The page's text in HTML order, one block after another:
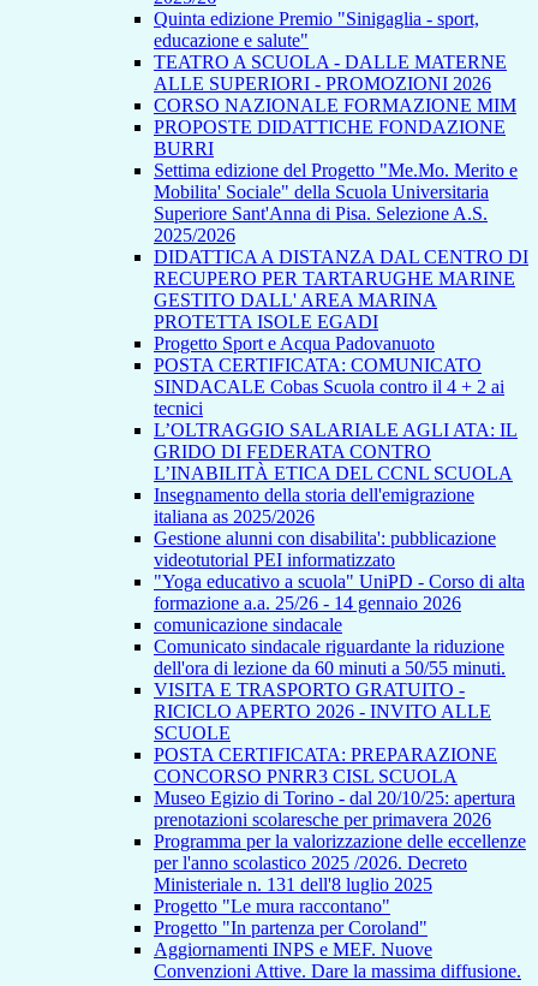
Quinta edizione Premio "Sinigaglia - sport,
educazione e salute"
TEATRO A SCUOLA - DALLE MATERNE
ALLE SUPERIORI - PROMOZIONI 2026
CORSO NAZIONALE FORMAZIONE MIM
PROPOSTE DIDATTICHE FONDAZIONE
BURRI
Settima edizione del Progetto "Me.Mo. Merito e
Mobilita' Sociale" della Scuola Universitaria
Superiore Sant'Anna di Pisa. Selezione A.S.
2025/2026
DIDATTICA A DISTANZA DAL CENTRO DI
RECUPERO PER TARTARUGHE MARINE
GESTITO DALL' AREA MARINA
PROTETTA ISOLE EGADI
Progetto Sport e Acqua Padovanuoto
POSTA CERTIFICATA: COMUNICATO
SINDACALE Cobas Scuola contro il 4 + 2 ai
tecnici
L’OLTRAGGIO SALARIALE AGLI ATA: IL
GRIDO DI FEDERATA CONTRO
L’INABILITÀ ETICA DEL CCNL SCUOLA
Insegnamento della storia dell'emigrazione
italiana as 2025/2026
Gestione alunni con disabilita': pubblicazione
videotutorial PEI informatizzato
"Yoga educativo a scuola" UniPD - Corso di alta
formazione a.a. 25/26 - 14 gennaio 2026
comunicazione sindacale
Comunicato sindacale riguardante la riduzione
dell'ora di lezione da 60 minuti a 50/55 minuti.
VISITA E TRASPORTO GRATUITO -
RICICLO APERTO 2026 - INVITO ALLE
SCUOLE
POSTA CERTIFICATA: PREPARAZIONE
CONCORSO PNRR3 CISL SCUOLA
Museo Egizio di Torino - dal 20/10/25: apertura
prenotazioni scolaresche per primavera 2026
Programma per la valorizzazione delle eccellenze
per l'anno scolastico 2025 /2026. Decreto
Ministeriale n. 131 dell'8 luglio 2025
Progetto "Le mura raccontano"
Progetto "In partenza per Coroland"
Aggiornamenti INPS e MEF. Nuove
Convenzioni Attive. Dare la massima diffusione.